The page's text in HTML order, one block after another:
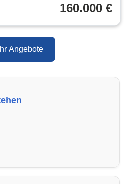
160.000 €
Angebote
rechtmäßig sind und
Belastung optimieren